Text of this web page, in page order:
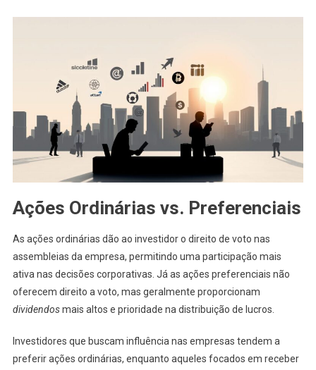
Ações Ordinárias vs. Preferenciais
As ações ordinárias dão ao investidor o direito de voto nas
assembleias da empresa, permitindo uma participação mais
ativa nas decisões corporativas. Já as ações preferenciais não
oferecem direito a voto, mas geralmente proporcionam
dividendosmais altos e prioridade na distribuição de lucros.
Investidores que buscam influência nas empresas tendem a
preferir ações ordinárias, enquanto aqueles focados em receber